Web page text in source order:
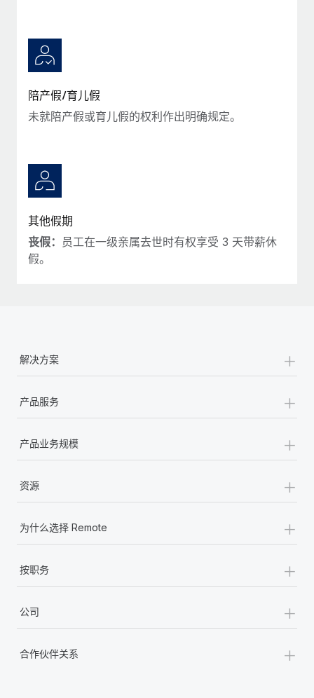
陪产假/育儿假
未就陪产假或育儿假的权利作出明确规定。
其他假期
丧假： 员工在一级亲属去世时有权享受 3 天带薪休
假。
解决方案 +
产品服务 +
产品业务规模 +
资源 +
为什么选择 Remote +
按职务 +
公司 +
合作伙伴关系 +